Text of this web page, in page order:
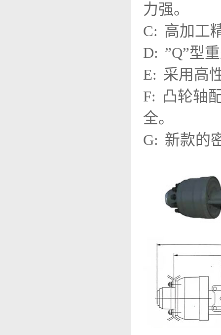
力强。
C: 高加工
D: ”Q”型
E: 采用高
F: 凸轮轴
全。
G: 新款的